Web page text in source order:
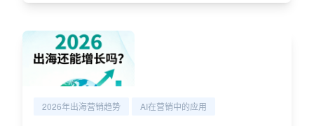
2026年出海营销趋势 AI在营销中的应用